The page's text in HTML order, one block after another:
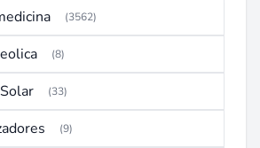
(3562)
(8)
(33)
(9)